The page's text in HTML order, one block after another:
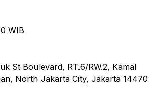
WIB
St Boulevard, RT.6/RW.2, Kamal
North Jakarta City, Jakarta 14470